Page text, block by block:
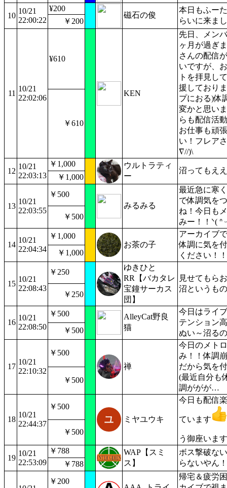
10
10/21
22:00:22
¥200
磁石の俊
本日もふー
らいに来ま
￥200
11
10/21
22:02:06
¥610
KEN
先日、メン
ヶ月が過ぎ
さんの配信
いですが、
トを拝見し
援しており
プにおる)体
変かと思い
らも配信活
お仕事も頑
い！フレア
∇//)\
￥610
12
10/21
22:03:13
￥1,000
ウルトラティ
ー
沼ってもえ
￥1,000
13
10/21
22:03:55
￥500
みるみる
最近急に寒
で体調気を
ね！今日も
みー！！ᐠ( ᐢ
￥500
14
10/21
22:04:34
￥1,000
お茶の子
アーカイブ
体調に気を
ください！！
￥1,000
15
10/21
22:08:43
￥250
ゆきひと
RR【バカタレ
宝鐘サーカス
団】
見せてもら
沼というも
￥250
16
10/21
22:08:50
￥500
AlleyCat野良
猫
今日はライ
テンション
ぬい～沼る
￥500
17
10/21
22:10:32
￥500
禅
今日のメト
み！！体調
だから気を
(最近自分も
調ががが…
￥500
18
10/21
22:44:37
￥500
ミヤユウキ
今日も配信
ています
う御座います
￥500
19
10/21
22:53:09
￥788
WAP【スミ
ス】
ボス撃破な
らないやん！
￥788
￥200
帰宅＆疲労